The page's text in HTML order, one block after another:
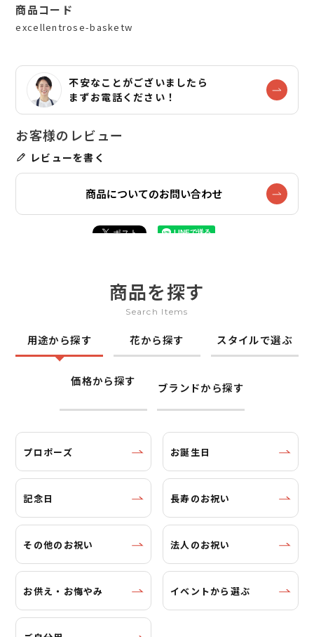
商品コード
excellentrose-basketw
不安なことがございましたら
まずお電話ください！
レビューを書く
商品についてのお問い合わせ
商品を探す
Search Items
用途から探す 花から探す スタイルで選ぶ
価格から探す ブランドから探す
プロポーズ お誕生日
記念日 長寿のお祝い
その他のお祝い 法人のお祝い
お供え・お悔やみ イベントから選ぶ